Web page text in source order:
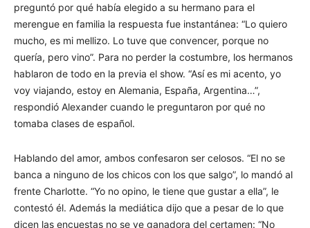
preguntó por qué había elegido a su hermano para el
merengue en familia la respuesta fue instantánea: “Lo quiero
mucho, es mi mellizo. Lo tuve que convencer, porque no
quería, pero vino”. Para no perder la costumbre, los hermanos
hablaron de todo en la previa el show. “Así es mi acento, yo
voy viajando, estoy en Alemania, España, Argentina…”,
respondió Alexander cuando le preguntaron por qué no
tomaba clases de español.
Hablando del amor, ambos confesaron ser celosos. “El no se
banca a ninguno de los chicos con los que salgo”, lo mandó al
frente Charlotte. “Yo no opino, le tiene que gustar a ella”, le
contestó él. Además la mediática dijo que a pesar de lo que
dicen las encuestas no se ve ganadora del certamen: “No